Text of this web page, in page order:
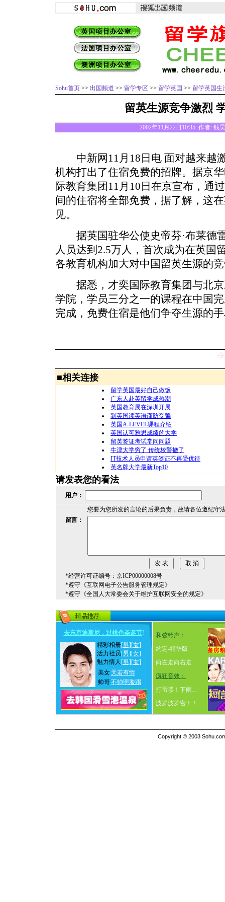
Sohu首页 >> 出国频道 >> 留学专区 >> 留学英国 >> 留学英国生
留英生源竞争激烈
2002年11月22日10:35 作者: 钱
中新网11月18日电 面对越来越
机构打出了住宿免费的招牌。据京
际教育集团11月10日在京宣布，通
间的住宿将全部免费，据了解，这
见。
据英国驻华公使史帝芬·布莱德
人员达到2.5万人，首次成为在英国
各教育机构加大对中国留英生源的
据悉，才奕国际教育集团与北京
学院，学员三分之一的课程在中国
完成，免费住宿是他们争夺生源的
■相关连接
留学英国最好自己做饭
广东人赴英留学成热潮
英国教育展在深圳开展
到英国读英语谨防受骗
英国A-LEVEL课程介绍
英国认可雅思成绩的大学
留英签证考试常问问题
牛津大学穷了 传统校警撤了
IT技术人员申请英签证不再受优待
英名牌大学最新Top10
请发表您的看法
用户：
您要为您所发的言论的后果负责，故请各位遵纪守
留言：
*经营许可证编号：京ICP00000008号
*遵守《互联网电子公告服务管理规定》
*遵守《全国人大常委会关于维护互联网安全的规定》
去东京迪斯尼，过桃色圣诞节!
精彩相册[男][女]
活力社员[男][女]
魅力情人 [男][女]
美女 天若有情
帅哥不帅照脸踢
和弦铃声：
约定-精华版
向左走向右走
疯狂音效：
打雷喽！下雨…
波罗波罗密！！
Copyright © 2003